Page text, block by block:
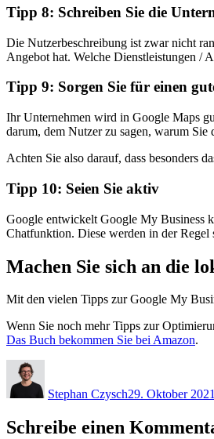
Tipp 8: Schreiben Sie die
Die Nutzerbeschreibung ist zwar nicht
Angebot hat. Welche Dienstleistungen /
Tipp 9: Sorgen Sie für einen
Ihr Unternehmen wird in Google Maps
darum, dem Nutzer zu sagen, warum
Achten Sie also darauf, dass besonders
Tipp 10: Seien Sie aktiv
Google entwickelt Google My Business
Chatfunktion. Diese werden in der
Machen Sie sich an die
Mit den vielen Tipps zur Google My
Wenn Sie noch mehr Tipps zur
Das Buch bekommen Sie bei Amazon.
Stephan Czysch29. Oktober 2021
Schreibe einen